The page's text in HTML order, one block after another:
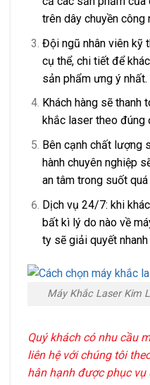
trên dây chuyền công
Đội ngũ nhân viên kỹ
cụ thể, chi tiết để
sản phẩm ưng ý nhất.
Khách hàng sẽ thanh
khắc laser theo đúng
Bên cạnh chất lượng
hành chuyên nghiệp
an tâm trong suốt
Dịch vụ 24/7: khi
bất kì lý do nào về
ty sẽ giải quyết nhanh
Máy Khắc Laser Kim
Quý khách có nhu cầu
liên hệ với chúng tôi
hân hạnh được phục vụ